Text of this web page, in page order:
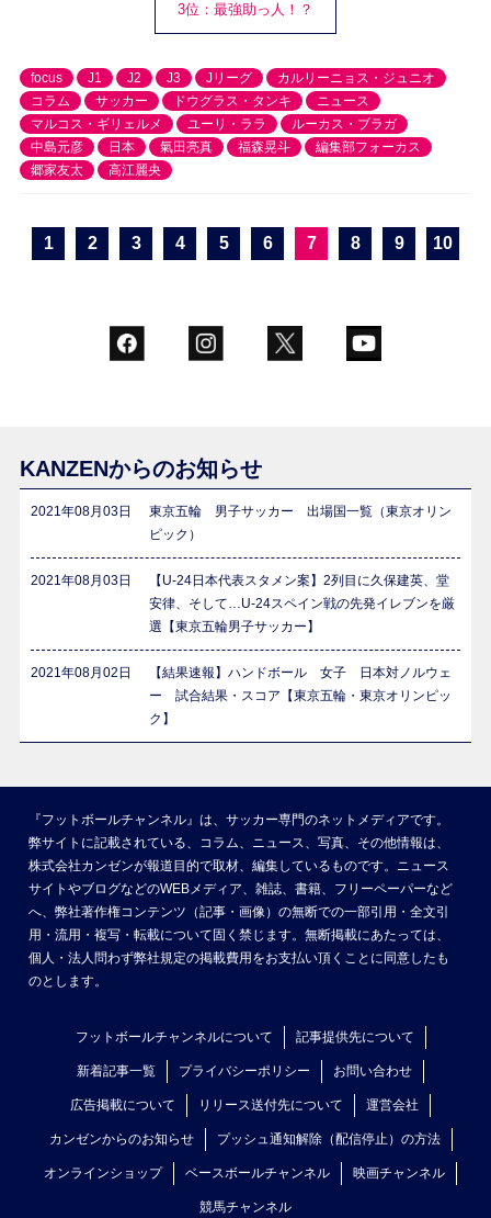
3位：最強助っ人！？
focus J1 J2 J3 Jリーグ
カルリーニョス・ジュニオ
コラム
サッカー ドウグラス・タンキ
ニュース
マルコス・ギリェルメ
ユーリ・ララ
ルーカス・ブラガ
中島元彦
日本 氣田亮真 福森晃斗
編集部フォーカス
郷家友太
高江麗央
1 2 3 4 5 6 7 8 9 10
KANZENからのお知らせ
2021年08月03日
東京五輪 男子サッカー 出場国一覧（東京オリン
ピック）
2021年08月03日
【U-24日本代表スタメン案】2列目に久保建英、堂
安律、そして…U-24スペイン戦の先発イレブンを厳
選【東京五輪男子サッカー】
2021年08月02日
【結果速報】ハンドボール 女子 日本対ノルウェ
ー 試合結果・スコア【東京五輪・東京オリンピッ
ク】
『フットボールチャンネル』は、サッカー専門のネットメディアです。
弊サイトに記載されている、コラム、ニュース、写真、その他情報は、
株式会社カンゼンが報道目的で取材、編集しているものです。ニュース
サイトやブログなどのWEBメディア、雑誌、書籍、フリーペーパーなど
へ、弊社著作権コンテンツ（記事・画像）の無断での一部引用・全文引
用・流用・複写・転載について固く禁じます。無断掲載にあたっては、
個人・法人問わず弊社規定の掲載費用をお支払い頂くことに同意したも
のとします。
フットボールチャンネルについて 記事提供先について
新着記事一覧 プライバシーポリシー お問い合わせ
広告掲載について リリース送付先について 運営会社
カンゼンからのお知らせ プッシュ通知解除（配信停止）の方法
オンラインショップ ベースボールチャンネル 映画チャンネル
競馬チャンネル